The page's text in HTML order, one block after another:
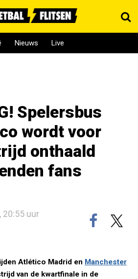
Nieuws Live
Spelersbus
wordt voor
onthaald
fans
20:55 uur
Atlético Madrid en Manchester
van de kwartfinale in de